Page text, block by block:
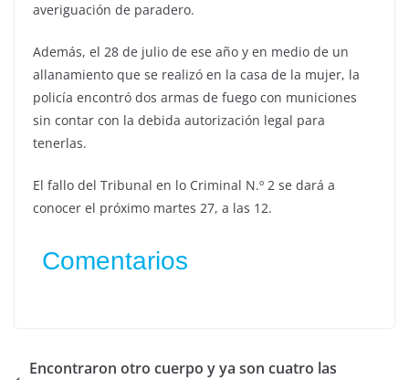
averiguación de paradero.
Además, el 28 de julio de ese año y en medio de un
allanamiento que se realizó en la casa de la mujer, la
policía encontró dos armas de fuego con municiones
sin contar con la debida autorización legal para
tenerlas.
El fallo del Tribunal en lo Criminal N.º 2 se dará a
conocer el próximo martes 27, a las 12.
Comentarios
Encontraron otro cuerpo y ya son cuatro las